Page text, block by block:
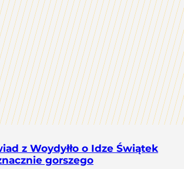
z Woydyłło o Idze Świątek
gorszego